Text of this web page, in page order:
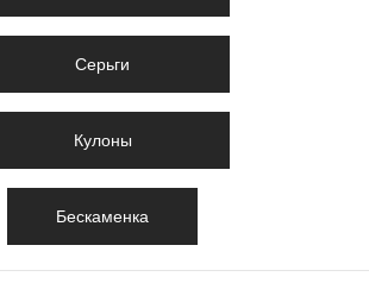
Серьги
Кулоны
Бескаменка